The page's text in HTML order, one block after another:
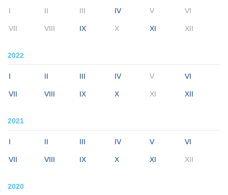
I II III IV V VI
VII VIII IX X XI XII
2022
I II III IV V VI
VII VIII IX X XI XII
2021
I II III IV V VI
VII VIII IX X XI XII
2020